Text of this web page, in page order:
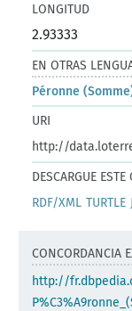
LONGITUD
2.93333
EN OTRAS
Péronne
URI
http://
DESCARGUE ESTE
RDF/XML TURTLE
CONCORDANCIA
http://